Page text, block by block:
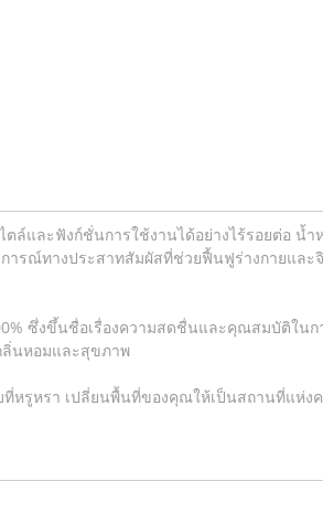
และฟังก์ชั่นการใช้งานได้อย่างไร้รอยต่อ น้
ณ์ทางประสาทสัมผัสที่ช่วยฟื้นฟูร่างกายและ
ซึ่งขึ้นชื่อเรื่องความสดชื่นและคุณสมบัติใน
ลิ่นหอมและสุขภาพ
หรูหรา เปลี่ยนพื้นที่ของคุณให้เป็นสถานที่แห่